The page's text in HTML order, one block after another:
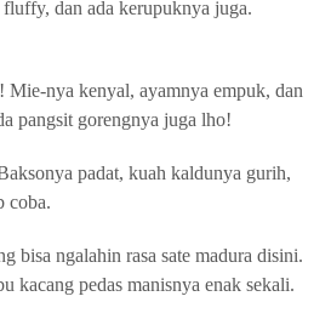
dan ada kerupuknya juga.
Mie-nya kenyal, ayamnya empuk, dan
pangsit gorengnya juga lho!
padat, kuah kaldunya gurih,
coba.
bisa ngalahin rasa sate madura disini.
kacang pedas manisnya enak sekali.